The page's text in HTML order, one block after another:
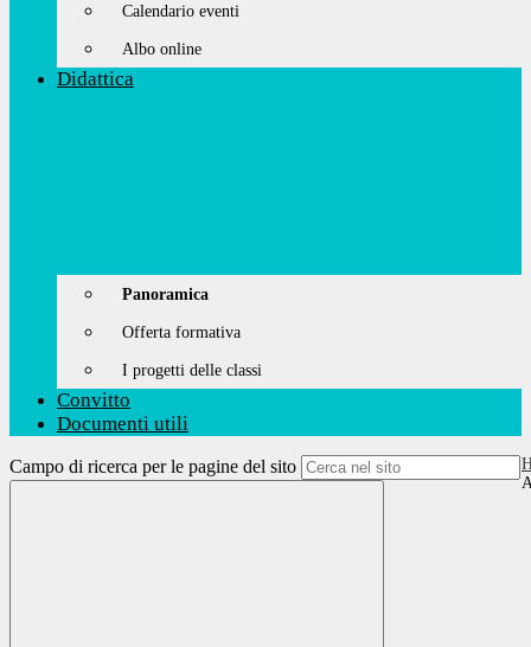
Calendario eventi
Albo online
Didattica
Panoramica
Offerta formativa
I progetti delle classi
Convitto
Documenti utili
Campo di ricerca per le pagine del sito